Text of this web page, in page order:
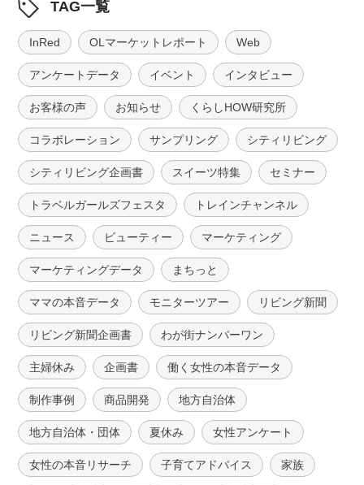
TAG一覧
InRed OLマーケットレポート Web
アンケートデータ イベント インタビュー
お客様の声 お知らせ くらしHOW研究所
コラボレーション サンプリング シティリビング
シティリビング企画書 スイーツ特集 セミナー
トラベルガールズフェスタ トレインチャンネル
ニュース ビューティー マーケティング
マーケティングデータ まちっと
ママの本音データ モニターツアー リビング新聞
リビング新聞企画書 わが街ナンバーワン
主婦休み 企画書 働く女性の本音データ
制作事例 商品開発 地方自治体
地方自治体・団体 夏休み 女性アンケート
女性の本音リサーチ 子育てアドバイス 家族